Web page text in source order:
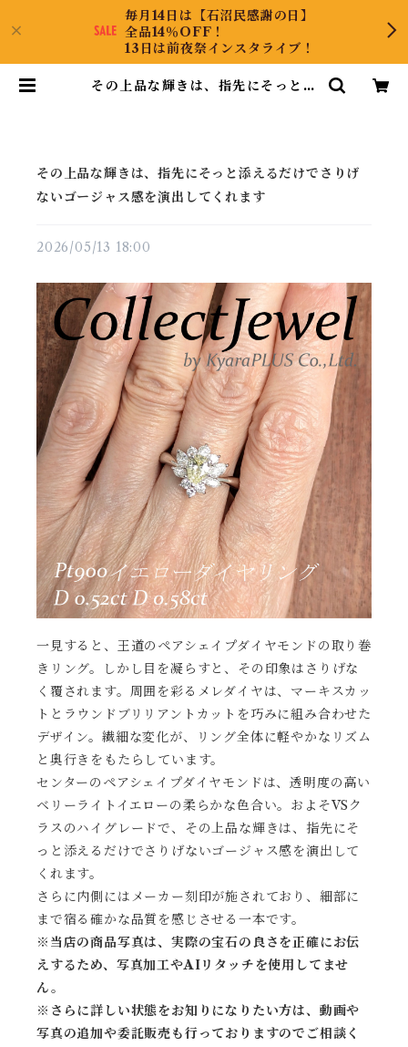
毎月14日は【石沼民感謝の日】
全品14％OFF！
13日は前夜祭インスタライブ！
その上品な輝きは、指先にそっと添
その上品な輝きは、指先にそっと添えるだけでさりげ
ないゴージャス感を演出してくれます
2026/05/13 18:00
一見すると、王道のペアシェイプダイヤモンドの取り巻
きリング。しかし目を凝らすと、その印象はさりげな
く覆されます。周囲を彩るメレダイヤは、マーキスカッ
トとラウンドブリリアントカットを巧みに組み合わせた
デザイン。繊細な変化が、リング全体に軽やかなリズム
と奥行きをもたらしています。
センターのペアシェイプダイヤモンドは、透明度の高い
ベリーライトイエローの柔らかな色合い。およそVSク
ラスのハイグレードで、その上品な輝きは、指先にそ
っと添えるだけでさりげないゴージャス感を演出して
くれます。
さらに内側にはメーカー刻印が施されており、細部に
まで宿る確かな品質を感じさせる一本です。
※当店の商品写真は、実際の宝石の良さを正確にお伝
えするため、写真加工やAIリタッチを使用してませ
ん。
※ さらに詳しい状態をお知りになりたい方は、動画や
写真の追加や委託販売も行っておりますのでご相談く